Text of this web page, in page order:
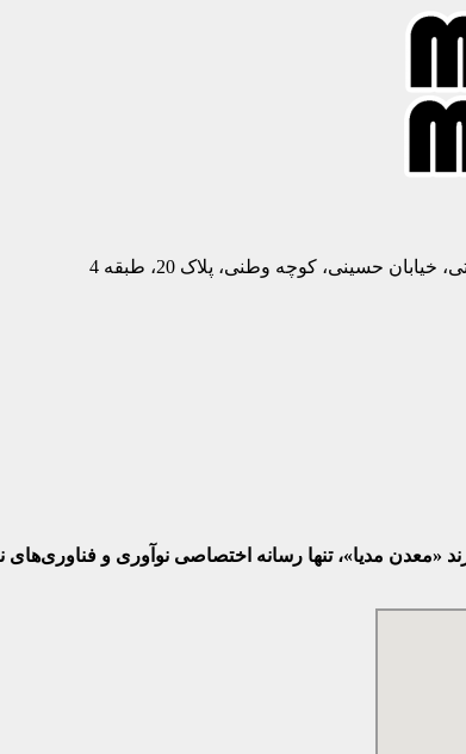
حسینی، کوچه وطنی، پلاک 20، طبقه 4
«معدن مدیا»، تنها رسانه اختصاصی نوآوری و